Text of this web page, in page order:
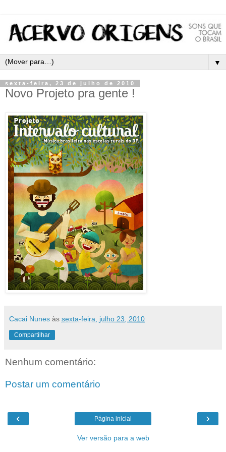
▼
sexta-feira, 23 de julho de 2010
Novo Projeto pra gente !
Cacai Nunes às sexta-feira, julho 23, 2010
Compartilhar
Nenhum comentário:
Postar um comentário
‹ ›
Página inicial
Ver versão para a web